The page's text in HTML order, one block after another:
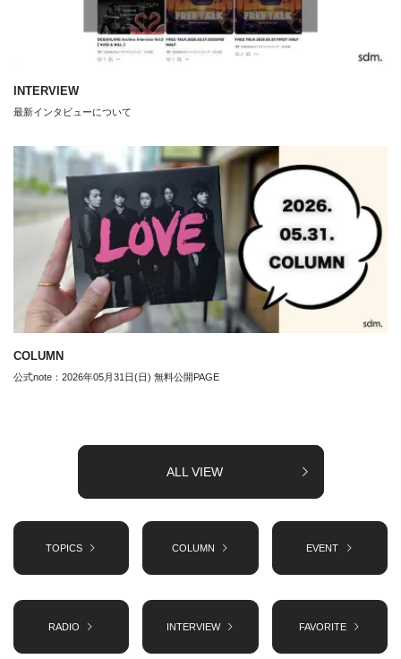
INTERVIEW
最新インタビューについて
COLUMN
公式note：2026年05月31日(日) 無料公開PAGE
ALL VIEW
TOPICS COLUMN EVENT
RADIO INTERVIEW FAVORITE